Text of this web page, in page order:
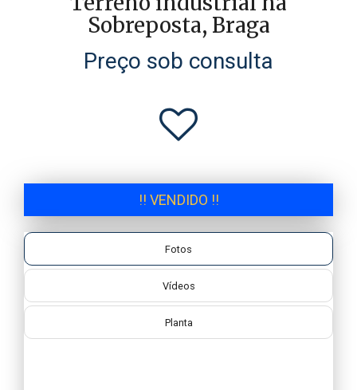
Sobreposta, Braga
Preço sob consulta
!! VENDIDO !!
Fotos
Vídeos
Planta